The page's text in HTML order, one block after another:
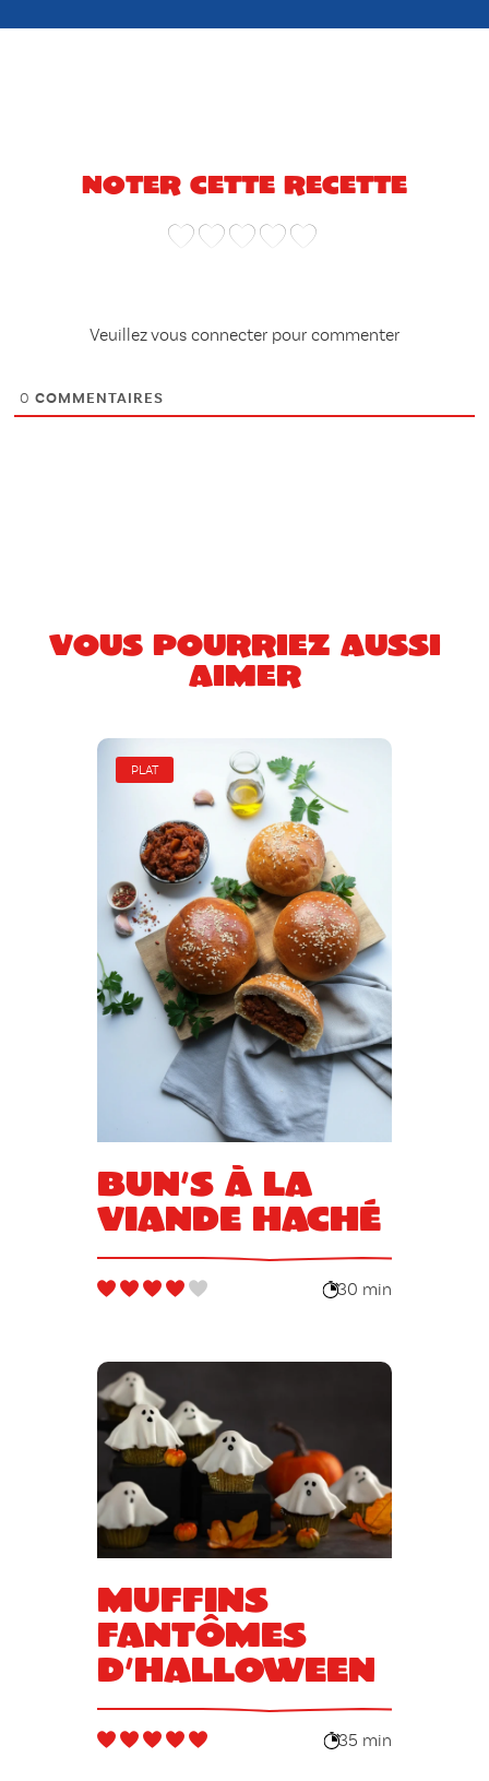
Noter cette recette
Veuillez vous connecter pour commenter
0 COMMENTAIRES
Vous pourriez aussi
aimer
PLAT
Bun’s à la
viande haché
30 min
Muffins
fantômes
d’Halloween
35 min